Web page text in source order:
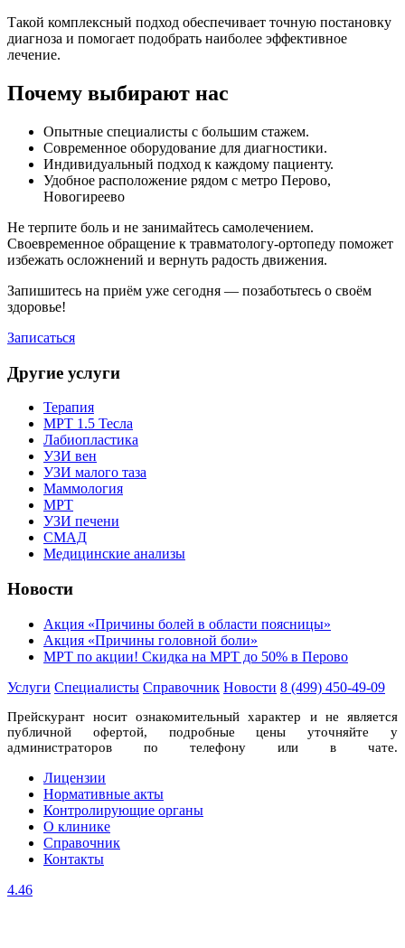
Такой комплексный подход обеспечивает точную постановку
диагноза и помогает подобрать наиболее эффективное
лечение.
Почему выбирают нас
Опытные специалисты с большим стажем.
Современное оборудование для диагностики.
Индивидуальный подход к каждому пациенту.
Удобное расположение рядом с метро Перово,
Новогиреево
Не терпите боль и не занимайтесь самолечением.
Своевременное обращение к травматологу-ортопеду поможет
избежать осложнений и вернуть радость движения.
Запишитесь на приём уже сегодня — позаботьтесь о своём
здоровье!
Записаться
Другие услуги
Терапия
МРТ 1.5 Тесла
Лабиопластика
УЗИ вен
УЗИ малого таза
Маммология
МРТ
УЗИ печени
СМАД
Медицинские анализы
Новости
Акция «Причины болей в области поясницы»
Акция «Причины головной боли»
МРТ по акции! Скидка на МРТ до 50% в Перово
Услуги Специалисты Справочник Новости 8 (499) 450-49-09
Прейскурант носит ознакомительный характер и не является
публичной офертой, подробные цены уточняйте у
администраторов по телефону или в чате.
Лицензии
Нормативные акты
Контролирующие органы
О клинике
Справочник
Контакты
4.46